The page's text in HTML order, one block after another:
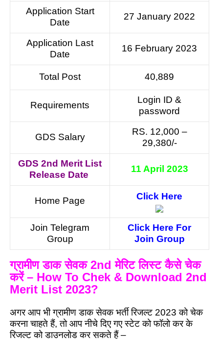
Application Start
Date
27 January 2022
Application Last
Date
16 February 2023
Total Post 40,889
Requirements
Login ID &
password
GDS Salary
RS. 12,000 –
29,380/-
GDS 2nd Merit List
Release Date
11 April 2023
Home Page Click Here
Join Telegram
Group
Click Here For
Join Group
ग्रामीण डाक सेवक 2nd मेरिट लिस्ट कैसे चेक
करें – How To Chek & Download 2nd
Merit List 2023?
अगर आप भी ग्रामीण डाक सेवक भर्ती रिजल्ट 2023 को चेक
करना चाहते हैं, तो आप नीचे दिए गए स्टेट को फॉलो कर के
रिजल्ट को डाउनलोड कर सकते हैं –